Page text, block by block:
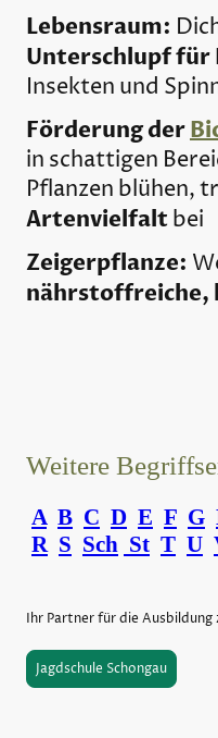
Lebensraum:
Unterschlupf für
Insekten und
Förderung der
in schattigen
Pflanzen blühen,
Artenvielfaltbei
Zeigerpflanze:
nährstoffreiche,
Weitere
A B C D E F G
R S Sch St T U
Ihr Partner für die Ausbildung
Jagdschule Schongau